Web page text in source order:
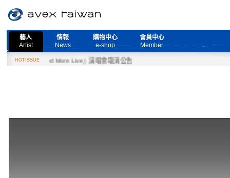
藝人
Artist
情報
News
購物中心
e-shop
會員中心
Member
HOTISSUE
Need More Live』演唱會取消公告